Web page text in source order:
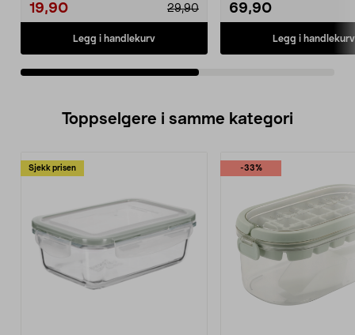
29,90
19,90
Legg i handlekurv
69,90
Legg i handlekurv
Toppselgere i samme kategori
Sjekk prisen -33%